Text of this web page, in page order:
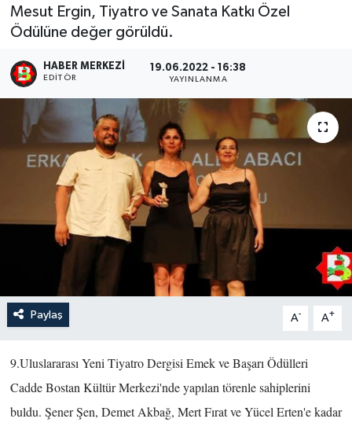
Mesut Ergin, Tiyatro ve Sanata Katkı Özel
Ödülüne değer görüldü.
HABER MERKEZI
EDITÖR
19.06.2022 - 16:38
YAYINLANMA
Paylaş A- A+
9.Uluslararası Yeni Tiyatro Dergisi Emek ve Başarı Ödülleri
Cadde Bostan Kültür Merkezi'nde yapılan törenle sahiplerini
buldu. Şener Şen, Demet Akbağ, Mert Fırat ve Yücel Erten'e kadar